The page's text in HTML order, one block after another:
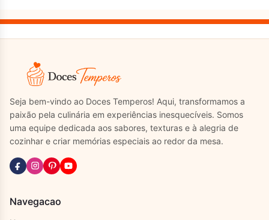
Seja bem-vindo ao Doces Temperos! Aqui, transformamos a
paixão pela culinária em experiências inesquecíveis. Somos
uma equipe dedicada aos sabores, texturas e à alegria de
cozinhar e criar memórias especiais ao redor da mesa.
Navegacao